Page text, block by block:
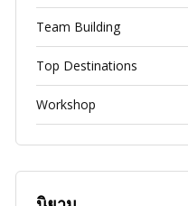
Team Building
Top Destinations
Workshop